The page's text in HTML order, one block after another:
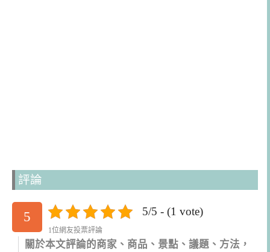
評論
5 5/5 - (1 vote)
1位網友投票評論
關於本文評論的商家、商品、景點、議題、方法，